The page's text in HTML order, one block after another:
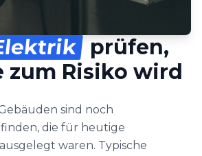
prüfen,
zum Risiko wird
sind noch
die für heutige
waren. Typische